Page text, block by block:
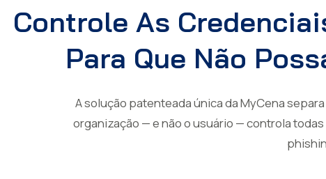
Controle As
Para Que Não
A solução patenteada única da MyCena
organização — e não o usuário — controla